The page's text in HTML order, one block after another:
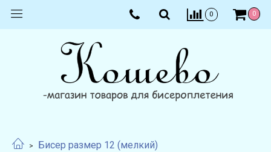
0 0
Бисер размер 12 (мелкий)